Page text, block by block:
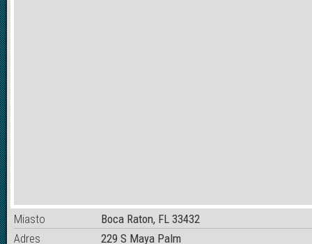
Miasto
Boca Raton, FL 33432
Adres
229 S Maya Palm